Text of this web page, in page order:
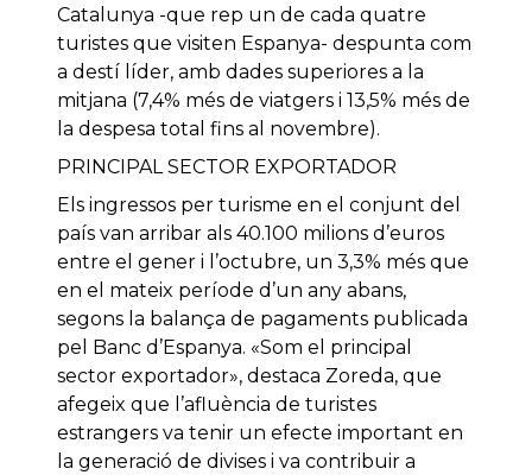
Catalunya -que rep un de cada quatre
turistes que visiten Espanya- despunta com
a destí líder, amb dades superiores a la
mitjana (7,4% més de viatgers i 13,5% més de
la despesa total fins al novembre).
PRINCIPAL SECTOR EXPORTADOR
Els ingressos per turisme en el conjunt del
país van arribar als 40.100 milions d’euros
entre el gener i l’octubre, un 3,3% més que
en el mateix període d’un any abans,
segons la balança de pagaments publicada
pel Banc d’Espanya. «Som el principal
sector exportador», destaca Zoreda, que
afegeix que l’afluència de turistes
estrangers va tenir un efecte important en
la generació de divises i va contribuir a